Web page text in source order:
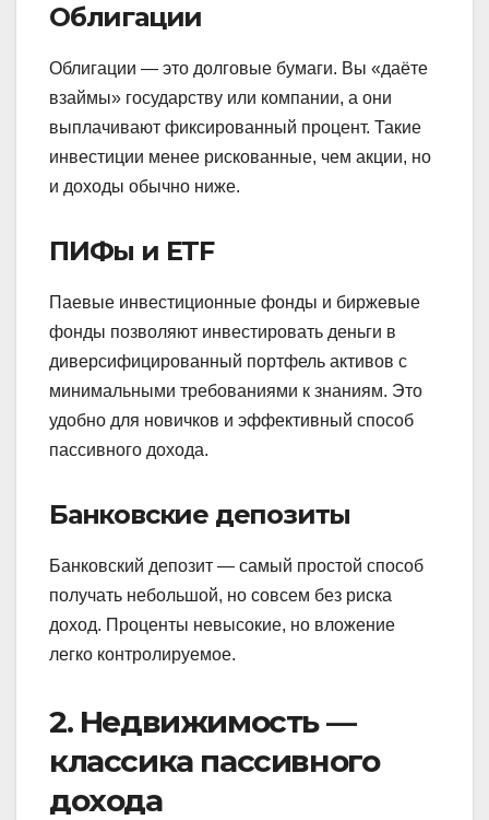
Облигации
Облигации — это долговые бумаги. Вы «даёте
взаймы» государству или компании, а они
выплачивают фиксированный процент. Такие
инвестиции менее рискованные, чем акции, но
и доходы обычно ниже.
ПИФы и ETF
Паевые инвестиционные фонды и биржевые
фонды позволяют инвестировать деньги в
диверсифицированный портфель активов с
минимальными требованиями к знаниям. Это
удобно для новичков и эффективный способ
пассивного дохода.
Банковские депозиты
Банковский депозит — самый простой способ
получать небольшой, но совсем без риска
доход. Проценты невысокие, но вложение
легко контролируемое.
2. Недвижимость —
классика пассивного
дохода